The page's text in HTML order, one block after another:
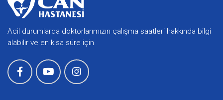
Acil durumlarda doktorlarımızın çalışma saatleri hakkında bilgi
alabilir ve en kısa süre için